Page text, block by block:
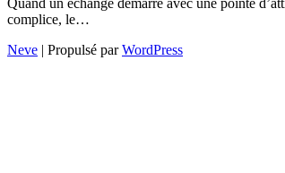
complice, le…
Neve | Propulsé parWordPress